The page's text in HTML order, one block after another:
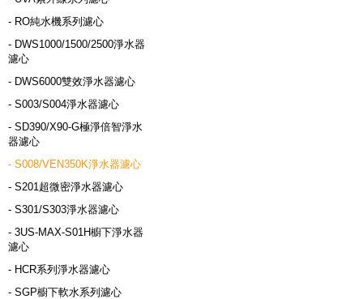
- RO純水機系列濾心
- DWS1000/1500/2500淨水器
濾心
- DWS6000雙效淨水器濾心
- S003/S004淨水器濾心
- SD390/X90-G極淨倍智淨水
器濾心
- S008/VEN350K淨水器濾心
- S201超微密淨水器濾心
- S301/S303淨水器濾心
- 3US-MAX-S01H櫥下淨水器
濾心
- HCR系列淨水器濾心
- SGP櫥下軟水系列濾心